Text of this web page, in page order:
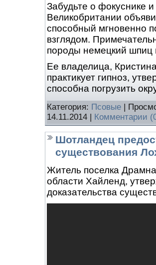
Забудьте о фокуснике
Великобритании
способный мгновенно
взглядом.
породы немецкий шпиц
Ее владелица,
практикует гипноз,
способна погрузить
Категория: Псовые |
14.11.2014 | Комментарии
Шотландец
существования
Житель поселка
области Хайленд,
доказательства